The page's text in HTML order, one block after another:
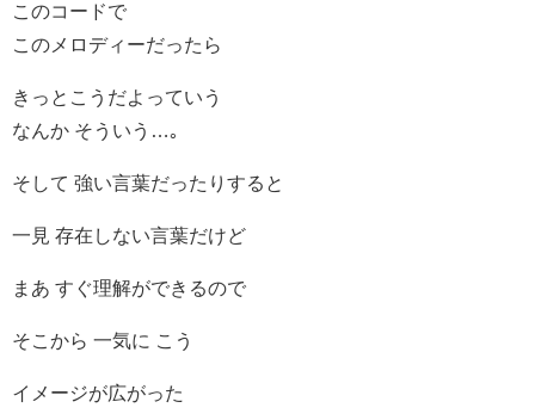
このコードで
このメロディーだったら
きっとこうだよっていう
なんか そういう…｡
そして 強い言葉だったりすると
一見 存在しない言葉だけど
まあ すぐ理解ができるので
そこから 一気に こう
イメージが広がった